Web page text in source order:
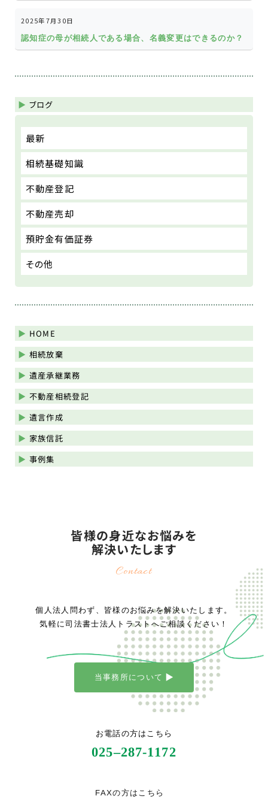
2025年7月30日
認知症の母が相続人である場合、名義変更はできるのか？
ブログ
最新
相続基礎知識
不動産登記
不動産売却
預貯金有価証券
その他
HOME
相続放棄
遺産承継業務
不動産相続登記
遺言作成
家族信託
事例集
皆様の身近なお悩みを
解決いたします
Contact
個人法人問わず、皆様のお悩みを解決いたします。
気軽に司法書士法人トラストへご相談ください！
当事務所について
お電話の方はこちら
025–287-1172
FAXの方はこちら